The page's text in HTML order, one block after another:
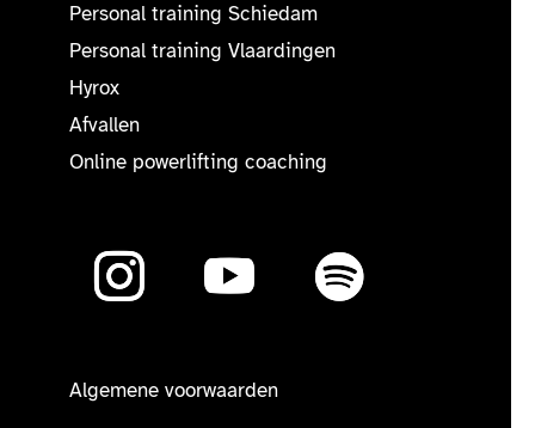
Personal training Schiedam
Personal training Vlaardingen
Hyrox
Afvallen
Online powerlifting coaching
Algemene voorwaarden